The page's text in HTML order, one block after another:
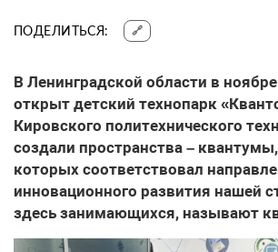
ПОДЕЛИТЬСЯ: 🔗
В Ленинградской области в
открыт детский технопарк
Кировского политехнического
создали пространства –
которых соответствовал
инновационного развития нашей
здесь занимающихся, называют